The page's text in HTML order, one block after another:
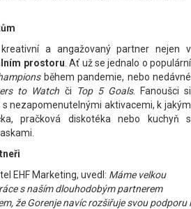
a angažovaný partner nejen v
prostoru . Ať už se jednalo o populární
během pandemie, nebo nedávné
to Watch či Top 5 Goals. Fanoušci si
nezapomenutelnými aktivacemi, k jakým
pračková diskotéka nebo kuchyň s
EHF Marketing, uvedl: Máme velkou
s naším dlouhodobým partnerem
že Gorenje navíc rozšiřuje svou podporu i